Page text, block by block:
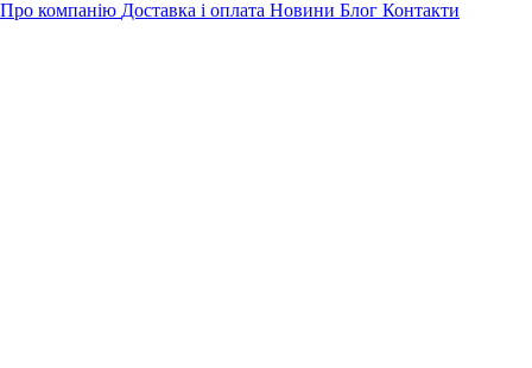
Про компанію Доставка і оплата Новини Блог Контакти